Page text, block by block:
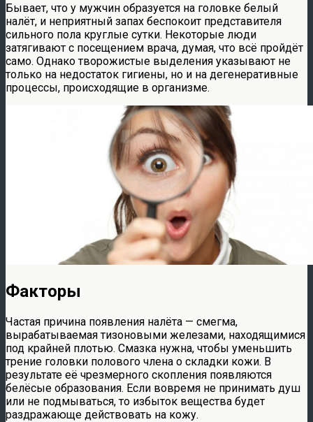
Бывает, что у мужчин образуется на головке белый
налёт, и неприятный запах беспокоит представителя
сильного пола круглые сутки. Некоторые люди
затягивают с посещением врача, думая, что всё пройдёт
само. Однако творожистые выделения указывают не
только на недостаток гигиены, но и на дегенеративные
процессы, происходящие в организме.
Факторы
Частая причина появления налёта — смегма,
вырабатываемая тизоновыми железами, находящимися
под крайней плотью. Смазка нужна, чтобы уменьшить
трение головки полового члена о складки кожи. В
результате её чрезмерного скопления появляются
белёсые образования. Если вовремя не принимать душ
или не подмываться, то избыток вещества будет
раздражающе действовать на кожу.